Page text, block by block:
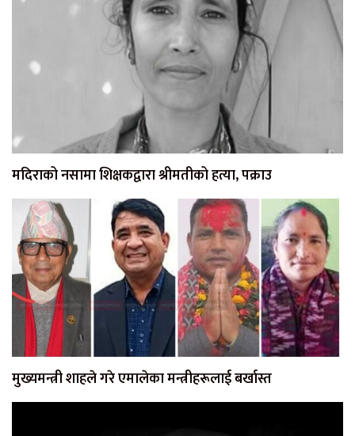
मदिराको नसामा शिक्षकद्वारा श्रीमतीको हत्या, पक्राउ
मुख्यमन्त्री शाहले गरे एमालेका मन्त्रीहरूलाई बर्खास्त